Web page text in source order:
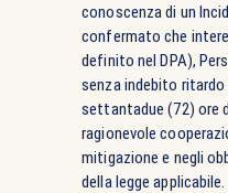
conoscenza di un
confermato che
definito nel DPA),
senza indebito
settantadue (72) ore
ragionevole
mitigazione e negli
della legge applicabile.